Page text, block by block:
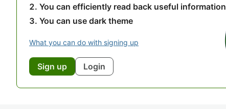
You can efficiently read back useful information
You can use dark theme
What you can do with signing up
Sign up Login